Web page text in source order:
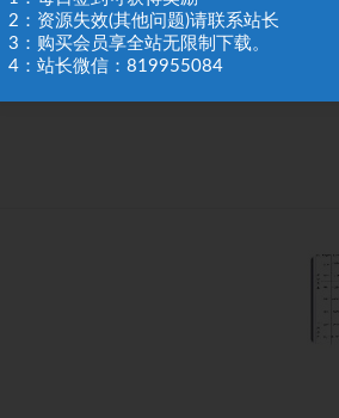
2：资源失效(其他问题)请联系站长
3：购买会员享全站无限制下载。
4：站长微信：819955084